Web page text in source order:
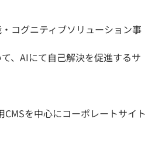
コグニティブソリューション事
、AIにて自己解決を促進するサ
を中心にコーポレートサイト